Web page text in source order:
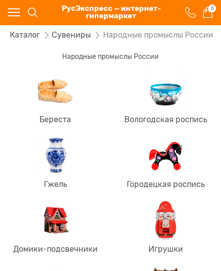
РусЭкспресс — интернет-
гипермаркет
0
Каталог Сувениры Народные промыслы России
Народные промыслы России
Береста Вологодская роспись
Гжель Городецкая роспись
Домики-подсвечники Игрушки